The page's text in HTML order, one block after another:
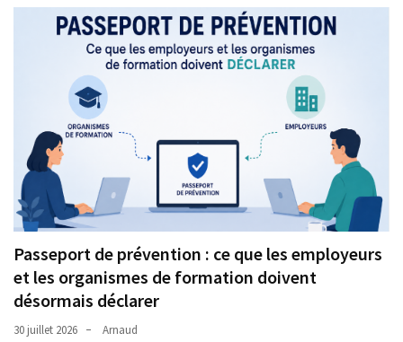
Passeport de prévention : ce que les employeurs
et les organismes de formation doivent
désormais déclarer
30 juillet 2026 Arnaud